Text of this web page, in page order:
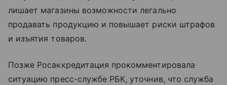
лишает магазины возможности легально
продавать продукцию и повышает риски штрафов
и изъятия товаров.
Позже Росаккредитация прокомментировала
ситуацию пресс-службе РБК, уточнив, что служба